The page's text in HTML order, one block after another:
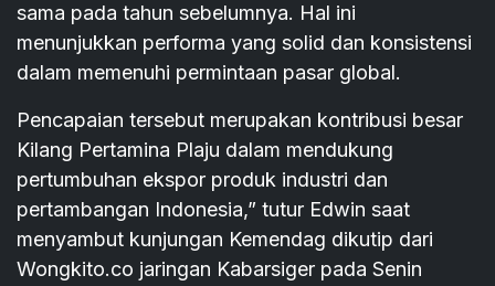
sama pada tahun sebelumnya. Hal ini
menunjukkan performa yang solid dan konsistensi
dalam memenuhi permintaan pasar global.
Pencapaian tersebut merupakan kontribusi besar
Kilang Pertamina Plaju dalam mendukung
pertumbuhan ekspor produk industri dan
pertambangan Indonesia,” tutur Edwin saat
menyambut kunjungan Kemendag dikutip dari
Wongkito.co jaringan Kabarsiger pada Senin